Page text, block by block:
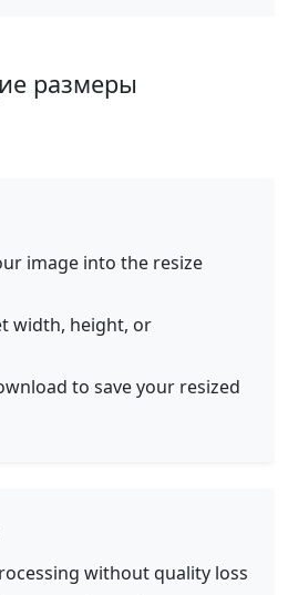
размеры
image into the resize
width, height, or
to save your resized
without quality loss